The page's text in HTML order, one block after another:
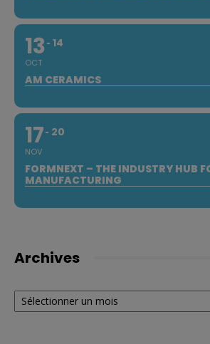
13
OCT
14
AM CERAMICS
17
NOV
20
FORMNEXT – THE INDUSTRY HUB
MANUFACTURING
Archives
Archives